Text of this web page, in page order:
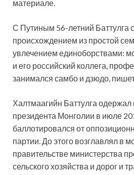
материале.
С Путиным 56-летний Баттулга
происхождением из простой
увлечением единоборствами:
и его российский коллега,
занимался самбо и дзюдо,
Халтмаагийн Баттулга
президента Монголии в июле
баллотировался от
партии. До этого возглавлял в
правительстве министерства
сельского хозяйства и дорог и